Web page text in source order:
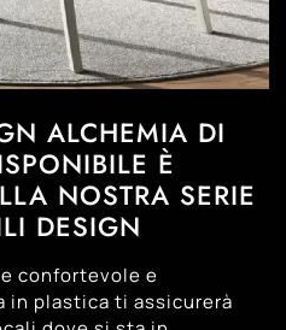
ALCHEMIA DI
È
NOSTRA SERIE
DESIGN
confortevole e
in plastica ti assicurerà